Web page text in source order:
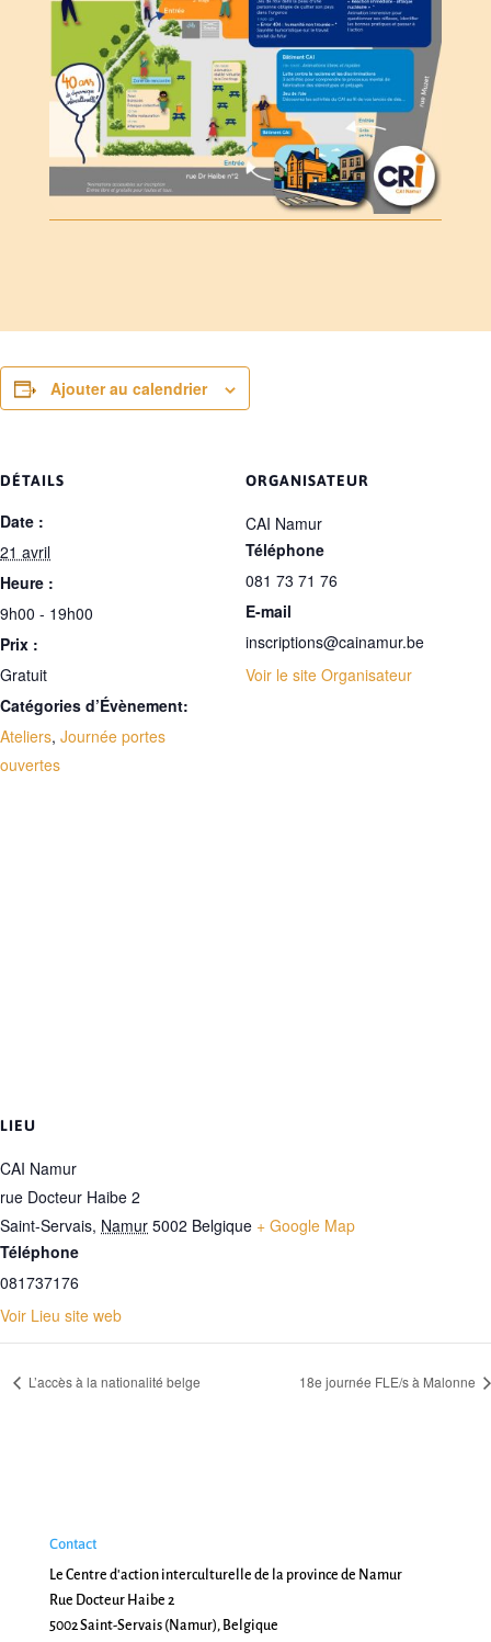
Ajouter au calendrier
DÉTAILS
Date :
21 avril
Heure :
9h00 - 19h00
Prix :
Gratuit
Catégories d’Évènement:
Ateliers, Journée portes
ouvertes
ORGANISATEUR
CAI Namur
Téléphone
081 73 71 76
E-mail
inscriptions@cainamur.be
Voir le site Organisateur
LIEU
CAI Namur
rue Docteur Haibe 2
Saint-Servais, Namur 5002 Belgique + Google Map
Téléphone
081737176
Voir Lieu site web
L’accès à la nationalité belge 18e journée FLE/s à Malonne
Contact
Le Centre d'action interculturelle de la province de Namur
Rue Docteur Haibe 2
5002 Saint-Servais (Namur), Belgique